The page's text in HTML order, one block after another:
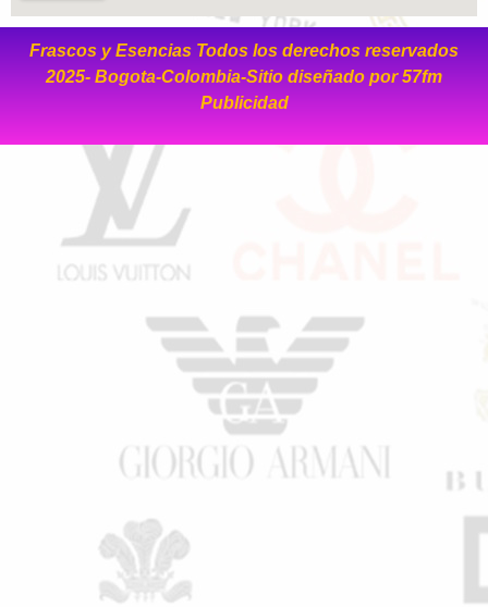
Frascos y Esencias Todos los derechos reservados
2025- Bogota-Colombia-Sitio diseñado por57fm
Publicidad